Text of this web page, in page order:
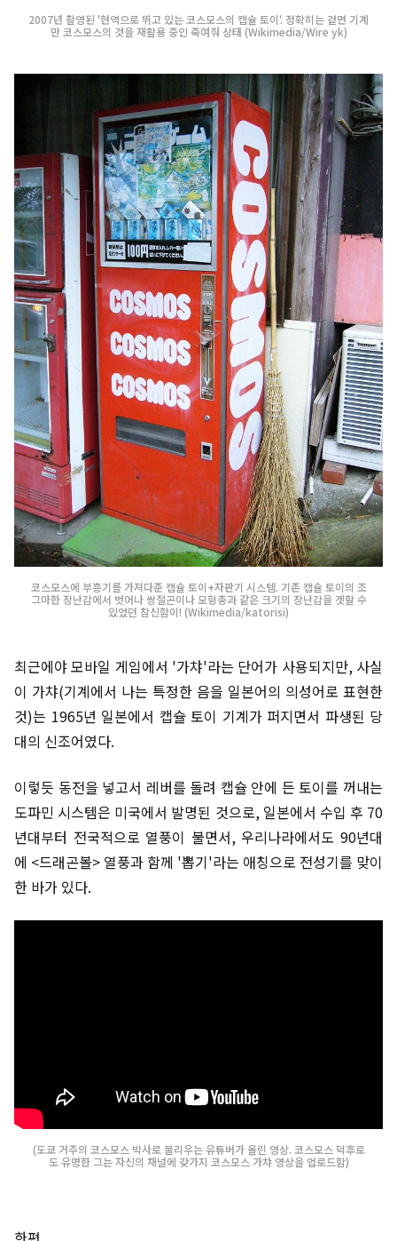
2007년 촬영된 '현역으로 뛰고 있는 코스모스의 캡슐 토이'. 정확히는 겉면 기계
만 코스모스의 것을 재활용 중인 죽여줘 상태 (Wikimedia/Wire yk)
코스모스에 부흥기를 가져다준 캡슐 토이+자판기 시스템. 기존 캡슐 토이의 조
그마한 장난감에서 벗어나 쌍절곤이나 모형총과 같은 크기의 장난감을 겟할 수
있었던 참신함이! (Wikimedia/katorisi)
최근에야 모바일 게임에서 '가챠'라는 단어가 사용되지만, 사실
이 가챠(기계에서 나는 특정한 음을 일본어의 의성어로 표현한
것)는 1965년 일본에서 캡슐 토이 기계가 퍼지면서 파생된 당
대의 신조어였다.
이렇듯 동전을 넣고서 레버를 돌려 캡슐 안에 든 토이를 꺼내는
도파민 시스템은 미국에서 발명된 것으로, 일본에서 수입 후 70
년대부터 전국적으로 열풍이 불면서, 우리나라에서도 90년대
에 <드래곤볼> 열풍과 함께 '뽑기'라는 애칭으로 전성기를 맞이
한 바가 있다.
(도쿄 거주의 코스모스 박사로 불리우는 유튜버가 올린 영상. 코스모스 덕후로
도 유명한 그는 자신의 채널에 갖가지 코스모스 가챠 영상을 업로드함)